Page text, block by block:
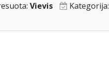
Vievis Kategorija: